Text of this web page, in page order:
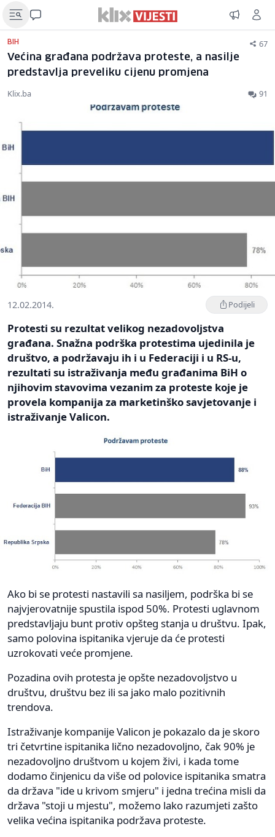
BIH 67
Većina građana podržava proteste, a nasilje
predstavlja preveliku cijenu promjena
Klix.ba 91
12.02.2014. Podijeli
Protesti su rezultat velikog nezadovoljstva
građana. Snažna podrška protestima ujedinila je
društvo, a podržavaju ih i u Federaciji i u RS-u,
rezultati su istraživanja među građanima BiH o
njihovim stavovima vezanim za proteste koje je
provela kompanija za marketinško savjetovanje i
istraživanje Valicon.
Ako bi se protesti nastavili sa nasiljem, podrška bi se
najvjerovatnije spustila ispod 50%. Protesti uglavnom
predstavljaju bunt protiv opšteg stanja u društvu. Ipak,
samo polovina ispitanika vjeruje da će protesti
uzrokovati veće promjene.
Pozadina ovih protesta je opšte nezadovoljstvo u
društvu, društvu bez ili sa jako malo pozitivnih
trendova.
Istraživanje kompanije Valicon je pokazalo da je skoro
tri četvrtine ispitanika lično nezadovoljno, čak 90% je
nezadovoljno društvom u kojem živi, i kada tome
dodamo činjenicu da više od polovice ispitanika smatra
da država "ide u krivom smjeru" i jedna trećina misli da
država "stoji u mjestu", možemo lako razumjeti zašto
velika većina ispitanika podržava proteste.